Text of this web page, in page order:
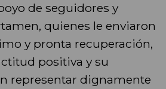
de seguidores y
quienes le enviaron
y pronta recuperación,
positiva y su
representar dignamente